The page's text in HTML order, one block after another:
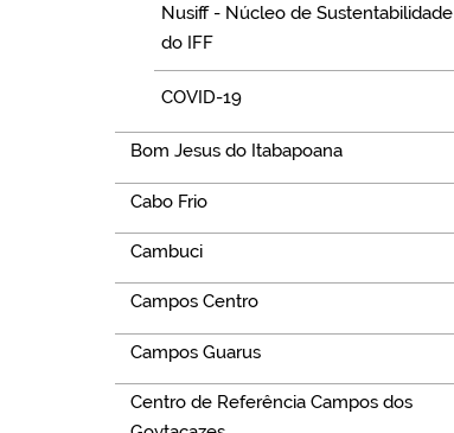
Nusiff - Núcleo de Sustentabilidade
do IFF
COVID-19
Bom Jesus do Itabapoana
Cabo Frio
Cambuci
Campos Centro
Campos Guarus
Centro de Referência Campos dos